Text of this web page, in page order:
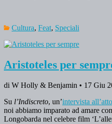
Cultura, Feat, Speciali
Aristoteles per
di W Holly & Benjamin • 17 Giu
Su l’Indiscreto, un’intervista
noi abbiamo imparato ad amare
Longobarda nel celebre film